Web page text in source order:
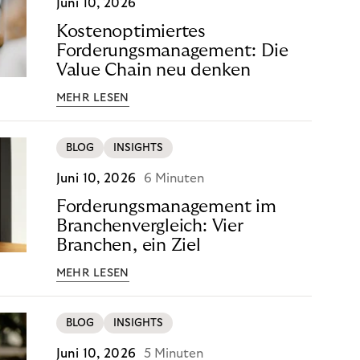
Juni 10, 2026
Kostenoptimiertes
Forderungsmanagement: Die
Value Chain neu denken
MEHR LESEN
BLOG INSIGHTS
Juni 10, 2026 6 Minuten
Forderungsmanagement im
Branchenvergleich: Vier
Branchen, ein Ziel
MEHR LESEN
BLOG INSIGHTS
Juni 10, 2026 5 Minuten